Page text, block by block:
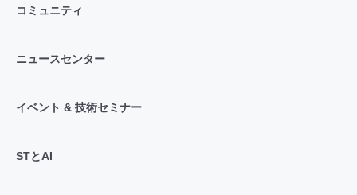
コミュニティ
ニュースセンター
イベント & 技術セミナー
STとAI